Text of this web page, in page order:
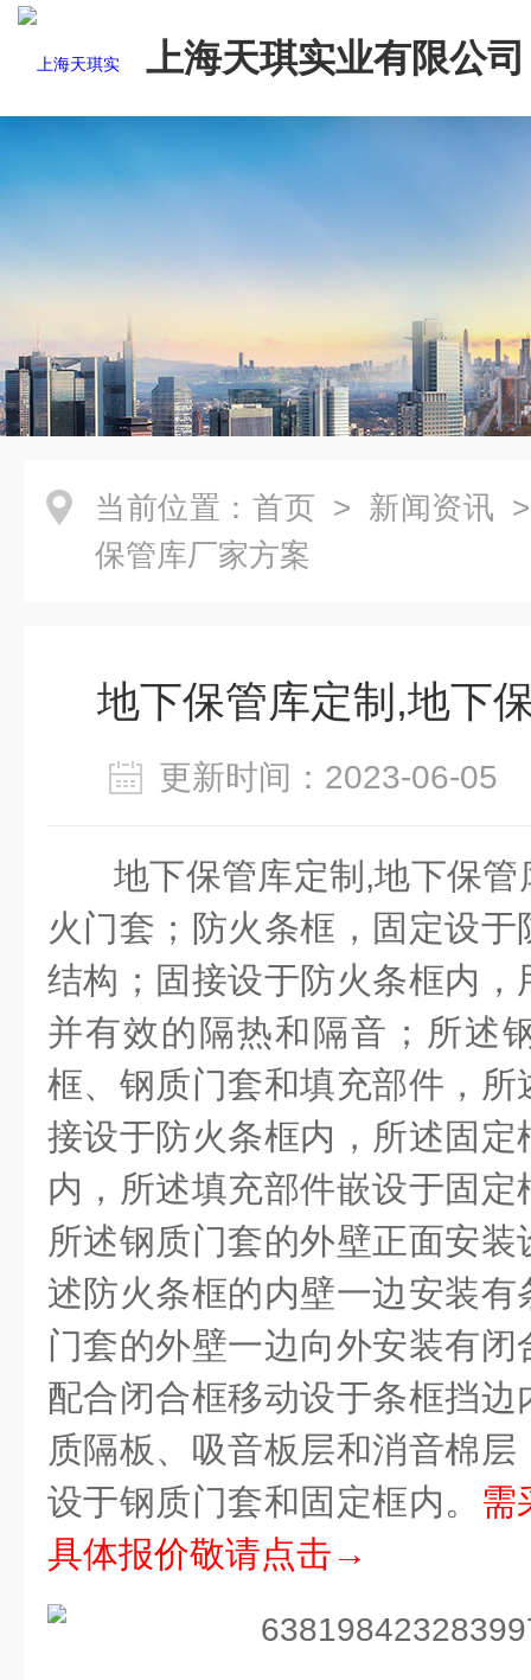
上海天琪实业有限公司
当前位置： 首页 > 新闻资讯
保管库厂家方案
地下保管库定制,地下
更新时间：2023-06-
地下保管库定制 ,地下保管
火门套；防火条框，固定设
结构；固接设于防火条框内
并有效的隔热和隔音；所述
框、钢质门套和填充部件，
接设于防火条框内，所述固
内，所述填充部件嵌设于固
所述钢质门套的外壁正面安
述防火条框的内壁一边安装
门套的外壁一边向外安装有
配合闭合框移动设于条框挡
质隔板、吸音板层和消音棉
设于钢质门套和固定框内。 需
具体报价敬请点击→